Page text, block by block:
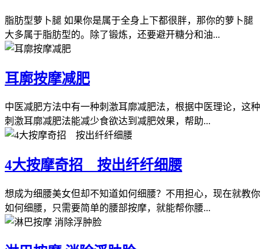
脂肪型萝卜腿 如果你是属于全身上下都很胖，那你的萝卜腿
大多属于脂肪型的。除了锻炼，还要避开糖分和油...
耳廓按摩减肥
中医减肥方法中有一种刺激耳廓减肥法，根据中医理论，这种
刺激耳廓减肥法能减少食欲达到减肥效果，帮助...
4大按摩奇招 按出纤纤细腰
想成为细腰美女但却不知道如何细腰？不用担心，现在就教你
如何细腰，只需要简单的腰部按摩，就能帮你腰...